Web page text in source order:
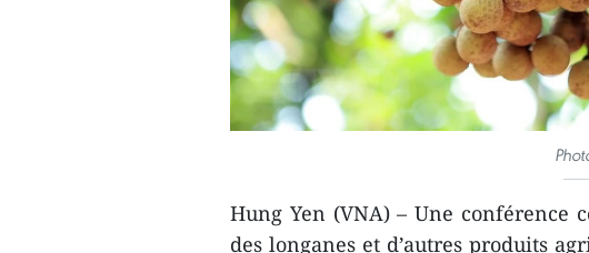
Hung Yen (VNA) – Une conférence
des longanes et d’autres produits